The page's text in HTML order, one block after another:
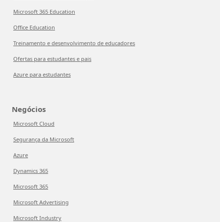
Microsoft 365 Education
Office Education
Treinamento e desenvolvimento de educadores
Ofertas para estudantes e pais
Azure para estudantes
Negócios
Microsoft Cloud
Segurança da Microsoft
Azure
Dynamics 365
Microsoft 365
Microsoft Advertising
Microsoft Industry